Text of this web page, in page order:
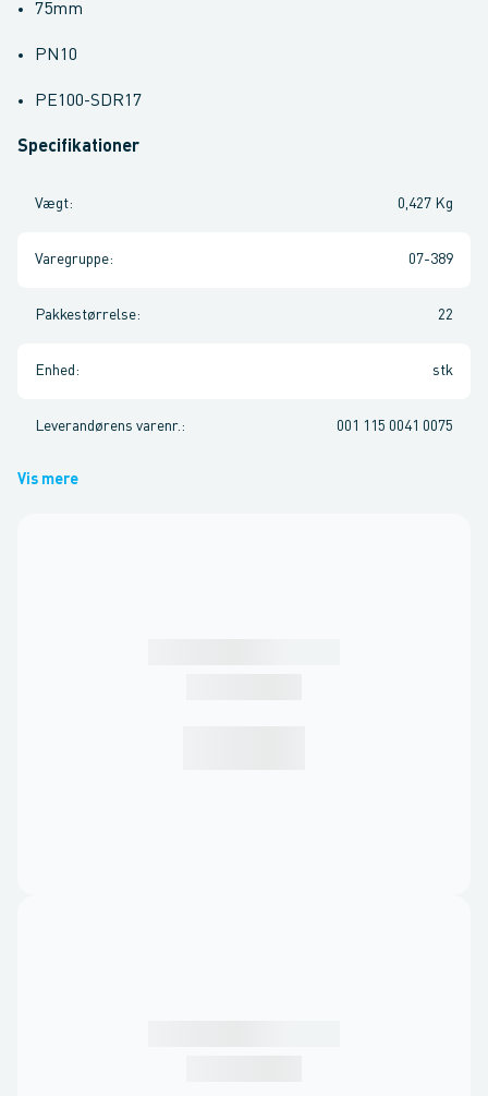
75mm
PN10
PE100-SDR17
Specifikationer
Vægt: 0,427 Kg
Varegruppe: 07-389
Pakkestørrelse: 22
Enhed : stk
Leverandørens varenr. : 001 115 0041 0075
Vis mere